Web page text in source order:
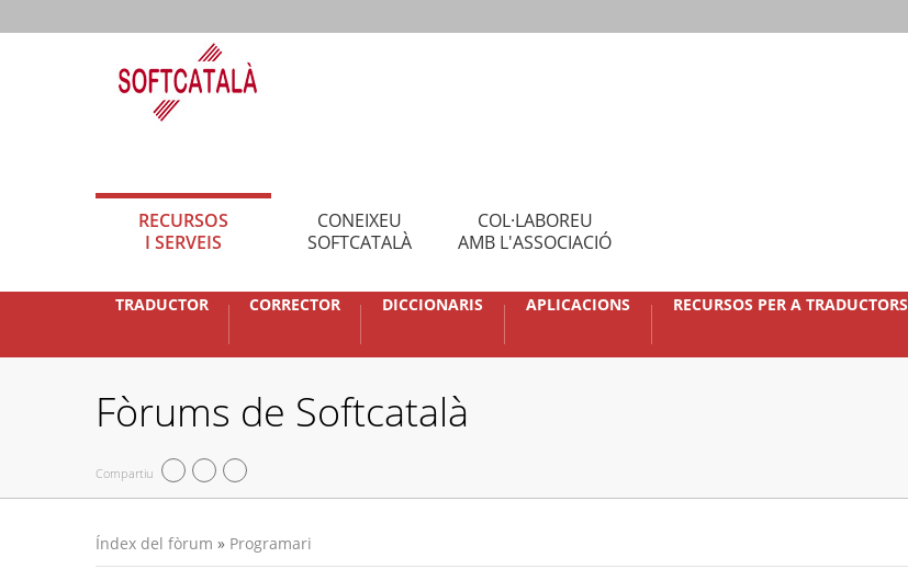
RECURSOS
I SERVEIS
CONEIXEU
SOFTCATALÀ
COL·LABOREU
AMB L'ASSOCIACIÓ
TRADUCTOR CORRECTOR DICCIONARIS APLICACIONS RECURSOS PER A TRADUCTORS
Fòrums de Softcatalà
Compartiu
Índex del fòrum » Programari